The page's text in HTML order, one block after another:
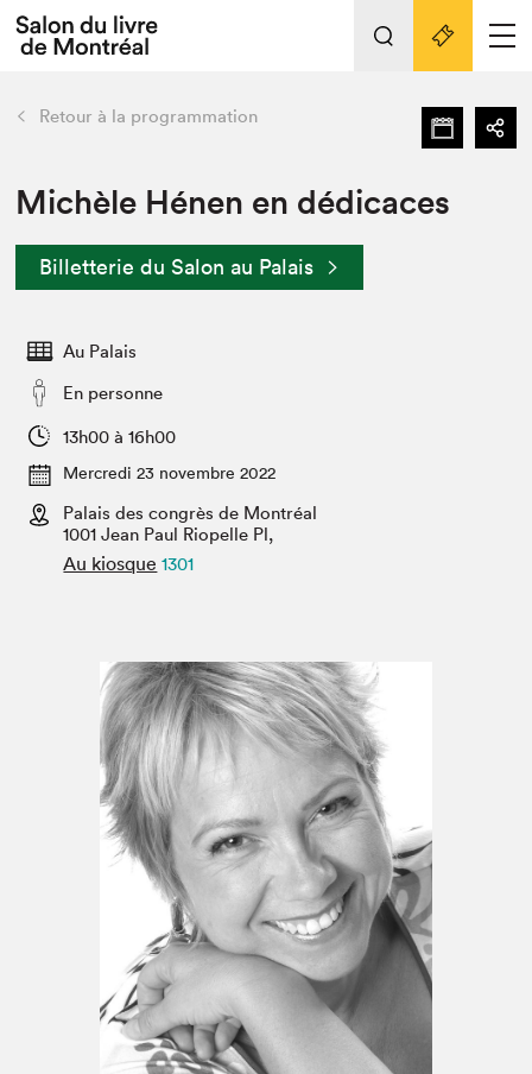
Espace exposant⋅e⋅s
Espace enseignant·e·s
Espace médias
L'événement
Préparer sa visite au Salon
Actualités
SLM PRO
retour Nos activités
Préparer sa visite
Salon dans la ville et en ligne
Projets partenaires
Liens pratiques
Retour à la programmation
Michèle Hénen en dédicaces
Billetterie du Salon au Palais
Au Palais
En personne
13h00 à 16h00
Mercredi 23 novembre 2022
Palais des congrès de Montréal
1001 Jean Paul Riopelle Pl,
Au kiosque 1301